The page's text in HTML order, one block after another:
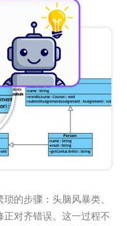
的步骤：头脑风暴类、
对齐错误。这一过程不